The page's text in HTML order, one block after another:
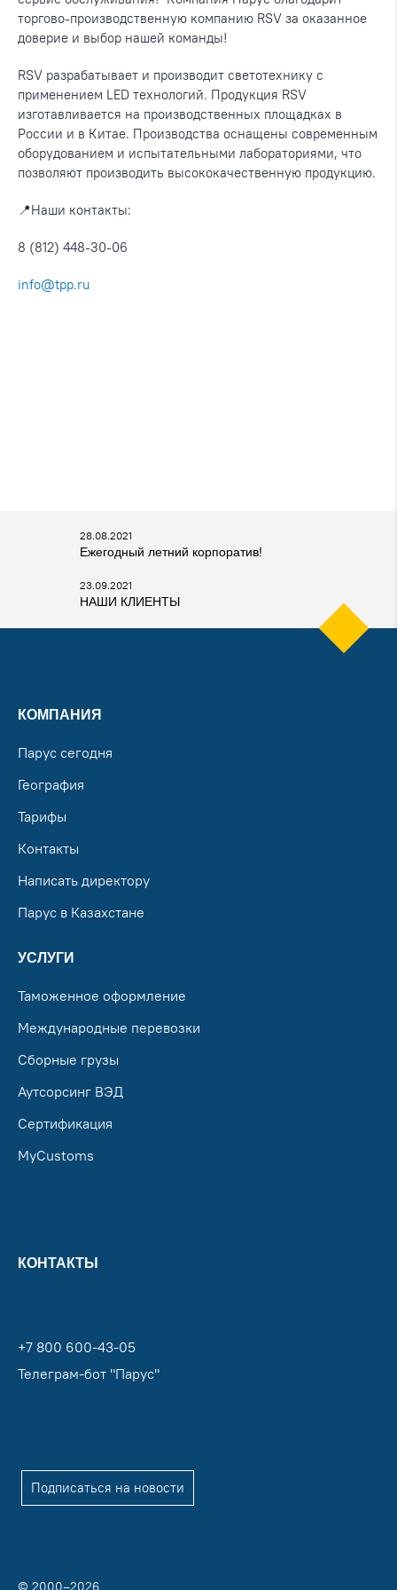
торгово-производственную компанию RSV за оказанное
доверие и выбор нашей команды! ⠀
RSV разрабатывает и производит светотехнику с
применением LED технологий. Продукция RSV
изготавливается на производственных площадках в
России и в Китае. Производства оснащены современным
оборудованием и испытательными лабораториями, что
позволяют производить высококачественную продукцию.
📍Наши контакты:
8 (812) 448-30-06
info@tpp.ru
28.08.2021
Ежегодный летний корпоратив!
23.09.2021
НАШИ КЛИЕНТЫ
Подписаться на новости
© 2000–2026
КОМПАНИЯ
Парус сегодня
География
Тарифы
Контакты
Написать директору
Парус в Казахстане
УСЛУГИ
Таможенное оформление
Международные перевозки
Сборные грузы
Аутсорсинг ВЭД
Сертификация
MyCustoms
КОНТАКТЫ
+7 800 600-43-05
Телеграм-бот "Парус"